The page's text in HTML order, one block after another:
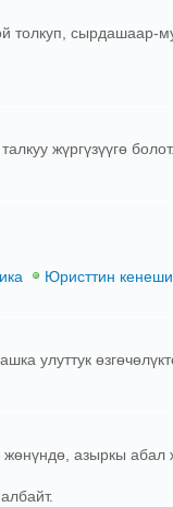
толкуп,
жүргүзүүгө болот.
Юристтин кенеши
улуттук
азыркы абал